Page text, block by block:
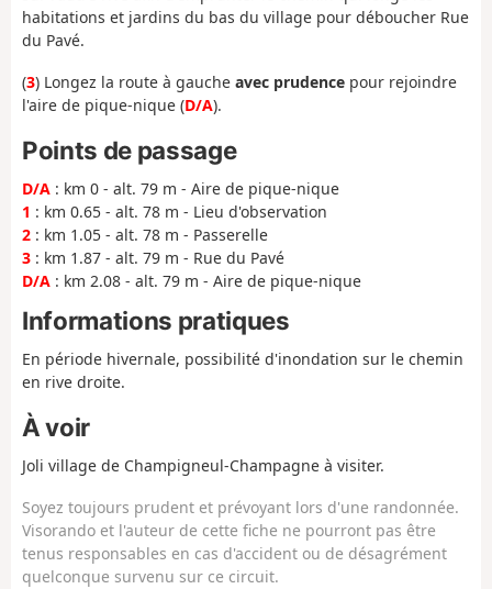
habitations et jardins du bas du village pour déboucher Rue
du Pavé.
(3) Longez la route à gauche avec prudence pour rejoindre
l'aire de pique-nique (D/A).
Points de passage
D/A : km 0 - alt. 79 m - Aire de pique-nique
1 : km 0.65 - alt. 78 m - Lieu d'observation
2 : km 1.05 - alt. 78 m - Passerelle
3 : km 1.87 - alt. 79 m - Rue du Pavé
D/A : km 2.08 - alt. 79 m - Aire de pique-nique
Informations pratiques
En période hivernale, possibilité d'inondation sur le chemin
en rive droite.
À voir
Joli village de Champigneul-Champagne à visiter.
Soyez toujours prudent et prévoyant lors d'une randonnée.
Visorando et l'auteur de cette fiche ne pourront pas être
tenus responsables en cas d'accident ou de désagrément
quelconque survenu sur ce circuit.